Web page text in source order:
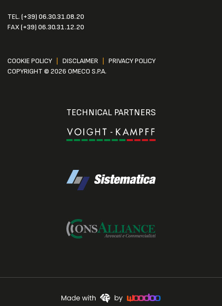
TEL. (+39) 06.30.31.08.20
FAX(+39) 06.30.31.12.20
COOKIE POLICY DISCLAIMER
PRIVACY POLICY
COPYRIGHT © 2026 OMECO S.P.A.
TECHNICAL PARTNERS